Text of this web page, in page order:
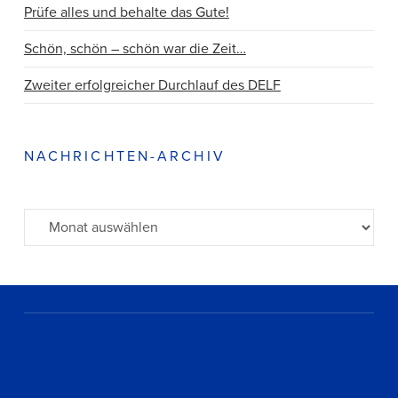
Prüfe alles und behalte das Gute!
Schön, schön – schön war die Zeit…
Zweiter erfolgreicher Durchlauf des DELF
NACHRICHTEN-ARCHIV
Archiv